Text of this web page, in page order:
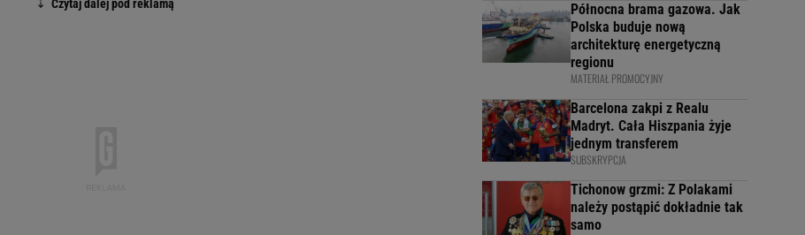
Północna brama gazowa. Jak
Polska buduje nową
architekturę energetyczną
regionu
MATERIAŁ PROMOCYJNY
Barcelona zakpi z Realu
Madryt. Cała Hiszpania żyje
jednym transferem
SUBSKRYPCJA
Tichonow grzmi: Z Polakami
należy postąpić dokładnie tak
samo